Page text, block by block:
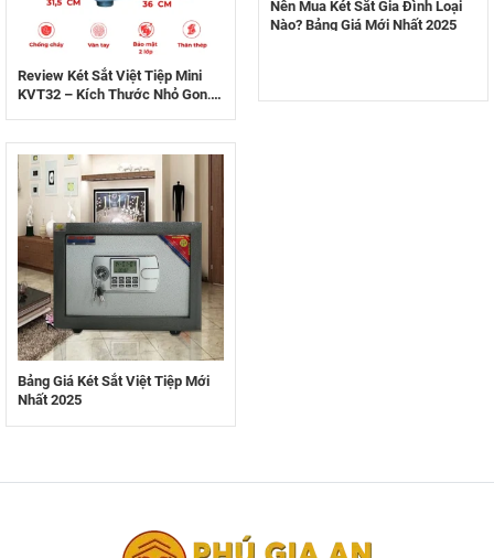
Review Két Sắt Việt Tiệp Mini
KVT32 – Kích Thước Nhỏ Gọn,
Nên Mua Két Sắt Gia Đình Loại
Nào? Bảng Giá Mới Nhất 2025
Bảng Giá Két Sắt Việt Tiệp Mới
Nhất 2025